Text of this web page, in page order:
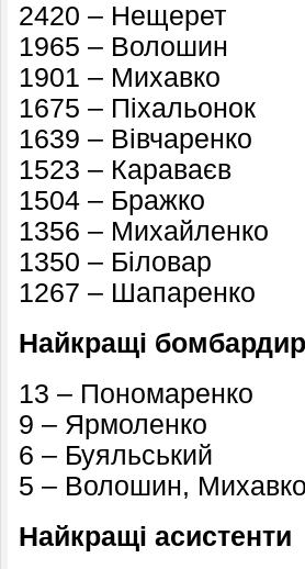
2420 – Нещерет
1965 – Волошин
1901 – Михавко
1675 – Піхальонок
1639 – Вівчаренко
1523 – Караваєв
1504 – Бражко
1356 – Михайленко
1350 – Біловар
1267 – Шапаренко
Найкращі
13 – Пономаренко
9 – Ярмоленко
6 – Буяльський
5 – Волошин,
Найкращі асистенти